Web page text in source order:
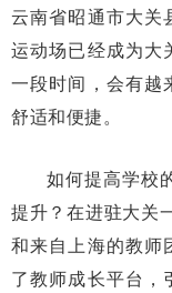
云南省昭通市大关
运动场已经成为大
一段时间，会有越
舒适和便捷。
如何提高学校
提升？在进驻大关
和来自上海的教师
了教师成长平台，